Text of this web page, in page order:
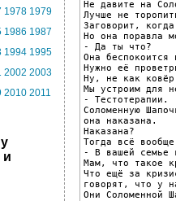
1978 1979
1986 1987
1994 1995
2002 2003
2010 2011
и
Не давите на
Лучше не
Заговорит,
Но она поравла
- Да ты что?
Она
Нужно её
Ну, не как
Мы устроим для
- Тестотерапии.
Соломенную
она наказана.
Наказана?
Тогда всё
- В вашей семье
Мам, что такое
Что ещё за
говорят, что у
Они Соломенной